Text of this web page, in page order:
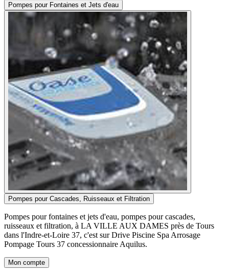
Pompes pour Fontaines et Jets d'eau
Pompes pour Cascades, Ruisseaux et Filtration
Pompes pour fontaines et jets d'eau, pompes pour cascades,
ruisseaux et filtration, à LA VILLE AUX DAMES près de Tours
dans l'Indre-et-Loire 37, c'est sur Drive Piscine Spa Arrosage
Pompage Tours 37 concessionnaire Aquilus.
Mon compte